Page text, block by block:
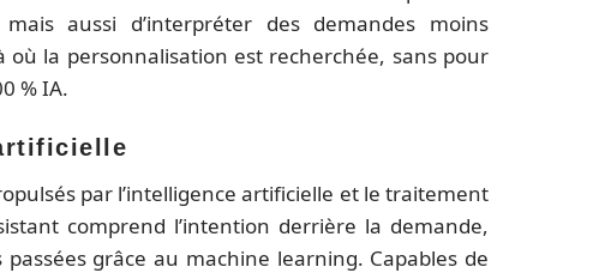
aussi d’interpréter des demandes moins
la personnalisation est recherchée, sans pour
% IA.
par l’intelligence artificielle et le traitement
comprend l’intention derrière la demande,
grâce au machine learning. Capables de